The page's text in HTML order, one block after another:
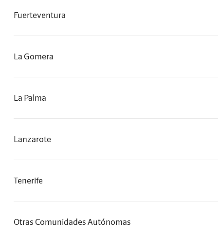
Fuerteventura
La Gomera
La Palma
Lanzarote
Tenerife
Otras Comunidades Autónomas